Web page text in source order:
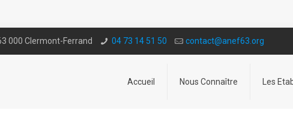
000 Clermont-Ferrand 04 73 14 51 50 contact@a­nef63.org
Accueil Nous Connaître Les